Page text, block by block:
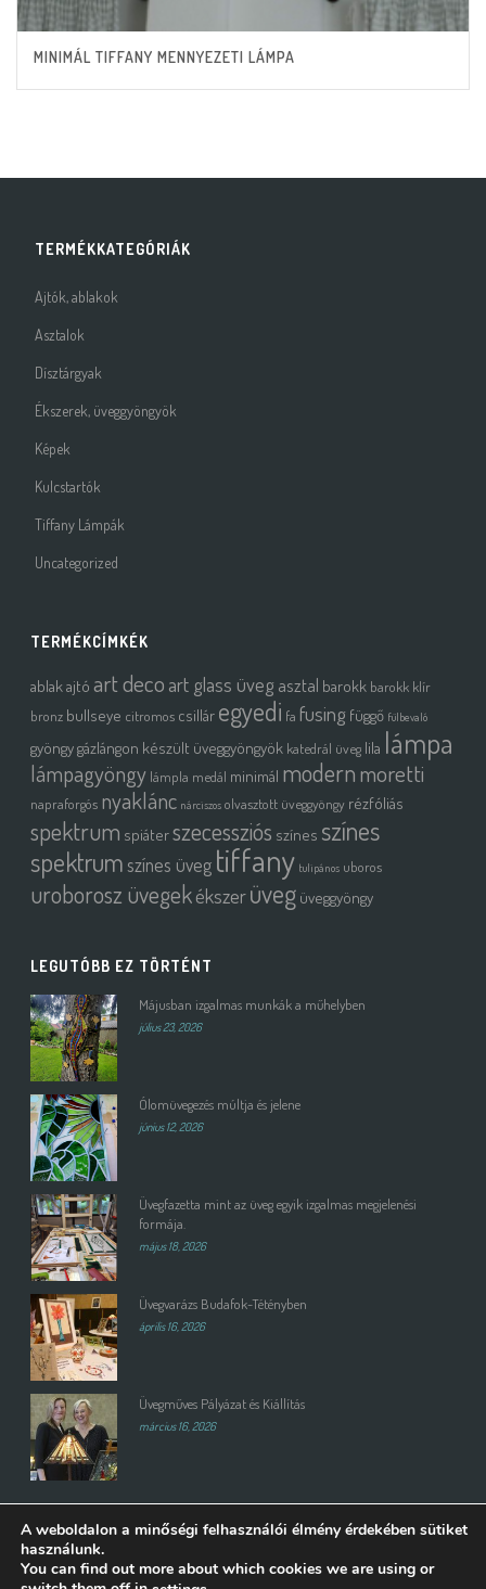
MINIMÁL TIFFANY MENNYEZETI LÁMPA
TERMÉKKATEGÓRIÁK
Ajtók, ablakok
Asztalok
Dísztárgyak
Ékszerek, üveggyöngyök
Képek
Kulcstartók
Tiffany Lámpák
Uncategorized
TERMÉKCÍMKÉK
ablakajtó art deco art glass üvegasztal barokk barokk klír
bronz bullseye citromos csillár egyedi fa fusing függő fülbevaló
gyöngygázlángon készült üveggyöngyök katedrál üveg lila lámpa
lámpagyöngy lámpla medál minimál modernmoretti
napraforgós nyaklánc nárciszos olvasztott üveggyöngy rézfóliás
spektrum spiáterszecessziós színes színes
spektrumszínes üveg tiffany tulipános uboros
uroborosz üvegekékszerüveg üveggyöngy
LEGUTÓBB EZ TÖRTÉNT
Májusban izgalmas munkák a műhelyben
július 23, 2026
Ólomüvegezés múltja és jelene
június 12, 2026
Üvegfazetta mint az üveg egyik izgalmas megjelenési
formája.
május 18, 2026
Üvegvarázs Budafok-Tétényben
április 16, 2026
Üvegműves Pályázat és Kiállítás
március 16, 2026
A weboldalon a minőségi felhasználói élmény érdekében sütiket
használunk.
You can find out more about which cookies we are using or